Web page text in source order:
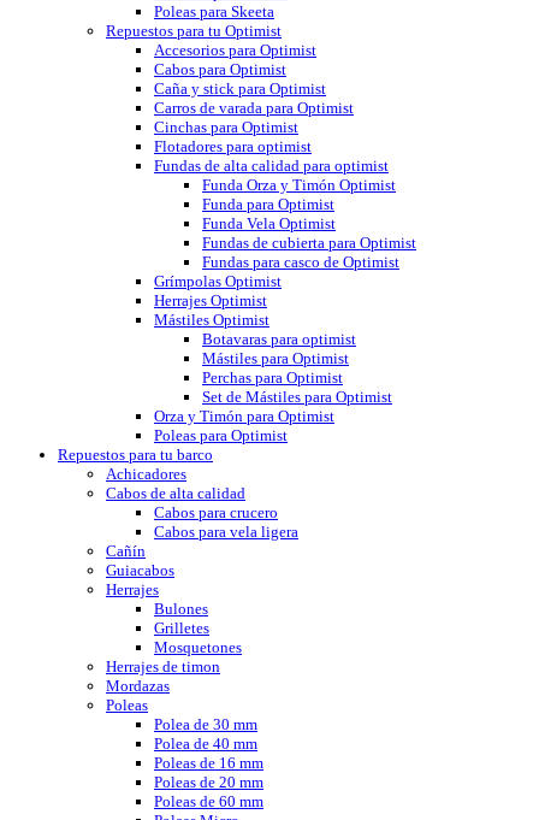
Poleas para Skeeta
Repuestos para tu Optimist
Accesorios para Optimist
Cabos para Optimist
Caña y stick para Optimist
Carros de varada para Optimist
Cinchas para Optimist
Flotadores para optimist
Fundas de alta calidad para optimist
Funda Orza y Timón Optimist
Funda para Optimist
Funda Vela Optimist
Fundas de cubierta para Optimist
Fundas para casco de Optimist
Grímpolas Optimist
Herrajes Optimist
Mástiles Optimist
Botavaras para optimist
Mástiles para Optimist
Perchas para Optimist
Set de Mástiles para Optimist
Orza y Timón para Optimist
Poleas para Optimist
Repuestos para tu barco
Achicadores
Cabos de alta calidad
Cabos para crucero
Cabos para vela ligera
Cañín
Guiacabos
Herrajes
Bulones
Grilletes
Mosquetones
Herrajes de timon
Mordazas
Poleas
Polea de 30 mm
Polea de 40 mm
Poleas de 16 mm
Poleas de 20 mm
Poleas de 60 mm